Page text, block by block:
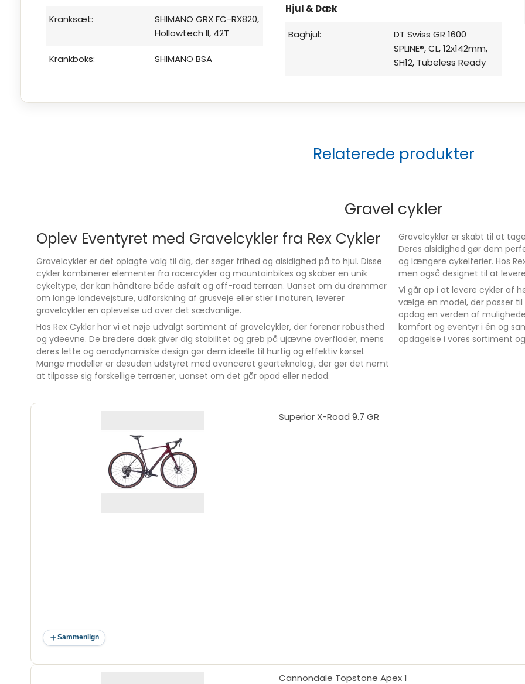
Kranksæt:
SHIMANO GRX FC-RX820,
Hollowtech II, 42T
Krankboks: SHIMANO BSA
Hjul & Dæk
Baghjul:
DT Swiss GR 1600
SPLINE®, CL, 12x142mm,
SH12, Tubeless Ready
Relaterede produkter
Gravel cykler
Oplev Eventyret med Gravelcykler fra Rex Cykler
Gravelcykler er det oplagte valg til dig, der søger frihed og alsidighed på to hjul. Disse
cykler kombinerer elementer fra racercykler og mountainbikes og skaber en unik
cykeltype, der kan håndtere både asfalt og off-road terræn. Uanset om du drømmer
om lange landevejsture, udforskning af grusveje eller stier i naturen, leverer
gravelcykler en oplevelse ud over det sædvanlige.
Hos Rex Cykler har vi et nøje udvalgt sortiment af gravelcykler, der forener robusthed
og ydeevne. De bredere dæk giver dig stabilitet og greb på ujævne overflader, mens
deres lette og aerodynamiske design gør dem ideelle til hurtig og effektiv kørsel.
Mange modeller er desuden udstyret med avanceret gearteknologi, der gør det nemt
at tilpasse sig forskellige terræner, uanset om det går opad eller nedad.
Gravelcykler er skabt til at
Deres alsidighed gør dem
og længere cykelferier. Hos
men også designet til at
Vi går op i at levere cykler af
vælge en model, der passer til
opdag en verden af
komfort og eventyr i én og
opdagelse i vores sortiment
Sammenlign
Superior X-Road 9.7 GR
Cannondale Topstone Apex 1